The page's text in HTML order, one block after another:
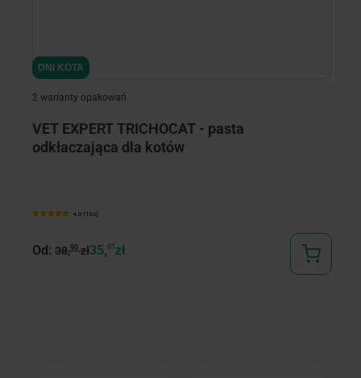
DNI KOTA
DNI KOTA
2 warianty opakowań
VET EXPERT TRICHOCAT - pasta
odkłaczająca dla kotów
4.9 (130)
Od: 38,90zł35,01 zł